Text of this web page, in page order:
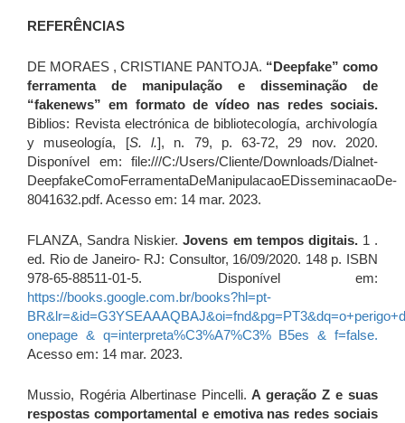
REFERÊNCIAS
DE MORAES , CRISTIANE PANTOJA. “Deepfake” como
ferramenta de manipulação e disseminação de
“fakenews” em formato de vídeo nas redes sociais.
Biblios: Revista electrónica de bibliotecología, archivología
y museología, [S. l.], n. 79, p. 63-72, 29 nov. 2020.
Disponível em: file:///C:/Users/Cliente/Downloads/Dialnet-
DeepfakeComoFerramentaDeManipulacaoEDisseminacaoDe-
8041632.pdf. Acesso em: 14 mar. 2023.
FLANZA, Sandra Niskier.Jovens em tempos digitais.1 .
ed. Rio de Janeiro- RJ: Consultor, 16/09/2020. 148 p. ISBN
978-65-88511-01-5. Disponível em:
https://books.google.com.br/books?hl=pt-
onepage & q=interpreta%C3%A7%C3% B5es & f=false.
Acesso em: 14 mar. 2023.
Mussio, Rogéria Albertinase Pincelli. A geração Z e suas
respostas comportamental e emotiva nas redes sociais